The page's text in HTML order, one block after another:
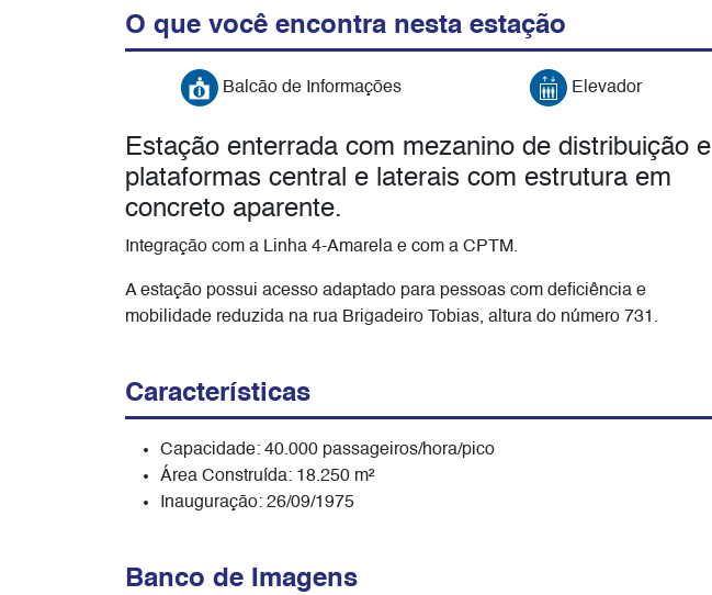
O que você encontra nesta estação
Balcão de Informações Elevador
Estação enterrada com mezanino de distribuição e
plataformas central e laterais com estrutura em
concreto aparente.
Integração com a Linha 4-Amarela e com a CPTM.
A estação possui acesso adaptado para pessoas com deficiência e
mobilidade reduzida na rua Brigadeiro Tobias, altura do número 731.
Características
Capacidade: 40.000 passageiros/hora/pico
Área Construída: 18.250 m²
Inauguração: 26/09/1975
Banco de Imagens